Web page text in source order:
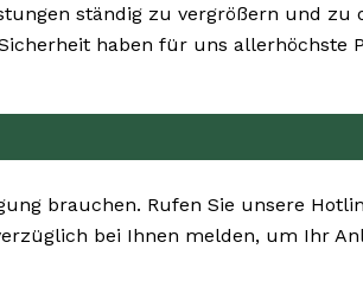
ständig zu vergrößern und zu
haben für uns allerhöchste
brauchen. Rufen Sie unsere
bei Ihnen melden, um Ihr